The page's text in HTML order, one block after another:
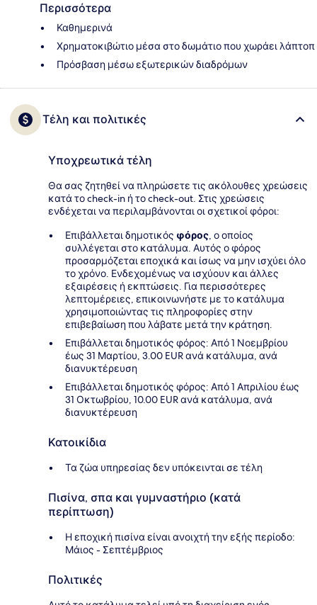
Περισσότερα
Καθημερινά
Χρηματοκιβώτιο μέσα στο δωμάτιο που χωράει λάπτοπ
Πρόσβαση μέσω εξωτερικών διαδρόμων
Τέλη και πολιτικές
Υποχρεωτικά τέλη
Θα σας ζητηθεί να πληρώσετε τις ακόλουθες χρεώσεις
κατά το check-in ή το check-out. Στις χρεώσεις
ενδέχεται να περιλαμβάνονται οι σχετικοί φόροι:
Επιβάλλεται δημοτικός φόρος, ο οποίος
συλλέγεται στο κατάλυμα. Αυτός ο φόρος
προσαρμόζεται εποχικά και ίσως να μην ισχύει όλο
το χρόνο. Ενδεχομένως να ισχύουν και άλλες
εξαιρέσεις ή εκπτώσεις. Για περισσότερες
λεπτομέρειες, επικοινωνήστε με το κατάλυμα
χρησιμοποιώντας τις πληροφορίες στην
επιβεβαίωση που λάβατε μετά την κράτηση.
Επιβάλλεται δημοτικός φόρος: Από 1 Νοεμβρίου
έως 31 Μαρτίου, 3.00 EUR ανά κατάλυμα, ανά
διανυκτέρευση
Επιβάλλεται δημοτικός φόρος: Από 1 Απριλίου έως
31 Οκτωβρίου, 10.00 EUR ανά κατάλυμα, ανά
διανυκτέρευση
Κατοικίδια
Τα ζώα υπηρεσίας δεν υπόκεινται σε τέλη
Πισίνα, σπα και γυμναστήριο (κατά
περίπτωση)
Η εποχική πισίνα είναι ανοιχτή την εξής περίοδο:
Μάιος - Σεπτέμβριος
Πολιτικές